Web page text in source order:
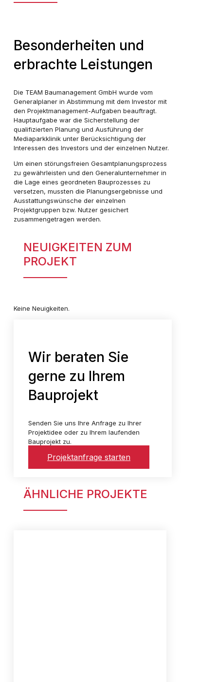
Besonderheiten und
erbrachte Leistungen
Die TEAM Baumanagement GmbH wurde vom
Generalplaner in Abstimmung mit dem Investor mit
den Projektmanagement-Aufgaben beauftragt.
Hauptaufgabe war die Sicherstellung der
qualifizierten Planung und Ausführung der
Mediaparkklinik unter Berücksichtigung der
Interessen des Investors und der einzelnen Nutzer.
Um einen störungsfreien Gesamtplanungsprozess
zu gewährleisten und den Generalunternehmer in
die Lage eines geordneten Bauprozesses zu
versetzen, mussten die Planungsergebnisse und
Ausstattungswünsche der einzelnen
Projektgruppen bzw. Nutzer gesichert
zusammengetragen werden.
NEUIGKEITEN ZUM
PROJEKT
Keine Neuigkeiten.
Wir beraten Sie
gerne zu Ihrem
Bauprojekt
Senden Sie uns Ihre Anfrage zu Ihrer
Projektidee oder zu Ihrem laufenden
Bauprojekt zu.
Projektanfrage starten
ÄHNLICHE PROJEKTE